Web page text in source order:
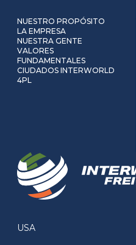
NUESTRO PROPÓSITO
LA EMPRESA
NUESTRA GENTE
VALORES
FUNDAMENTALES
CIUDADOS INTERWORLD
4PL
USA